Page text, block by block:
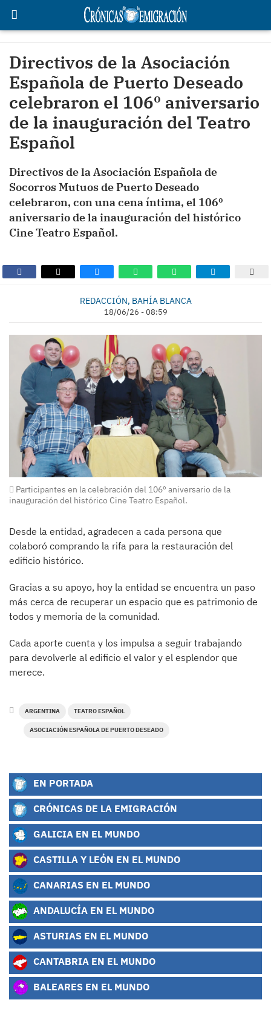
Directivos de la Asociación
Española de Puerto Deseado
celebraron el 106º aniversario
de la inauguración del Teatro
Español
Directivos de la Asociación Española de
Socorros Mutuos de Puerto Deseado
celebraron, con una cena íntima, el 106º
aniversario de la inauguración del histórico
Cine Teatro Español.
REDACCIÓN, BAHÍA BLANCA
18/06/26 - 08:59
Participantes en la celebración del 106º aniversario de la
inauguración del histórico Cine Teatro Español.
Desde la entidad, agradecen a cada persona que
colaboró comprando la rifa para la restauración del
edificio histórico.
Gracias a su apoyo, hoy la entidad se encuentra un paso
más cerca de recuperar un espacio que es patrimonio de
todos y memoria de la comunidad.
Cada aporte cuenta y los impulsa a seguir trabajando
para devolverle al edificio el valor y el esplendor que
merece.
ARGENTINA TEATRO ESPAÑOL
ASOCIACIÓN ESPAÑOLA DE PUERTO DESEADO
EN PORTADA
CRÓNICAS DE LA EMIGRACIÓN
GALICIA EN EL MUNDO
CASTILLA Y LEÓN EN EL MUNDO
CANARIAS EN EL MUNDO
ANDALUCÍA EN EL MUNDO
ASTURIAS EN EL MUNDO
CANTABRIA EN EL MUNDO
BALEARES EN EL MUNDO